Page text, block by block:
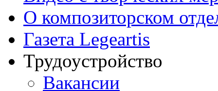
О композиторском
Газета Legeartis
Трудоустройство
Вакансии